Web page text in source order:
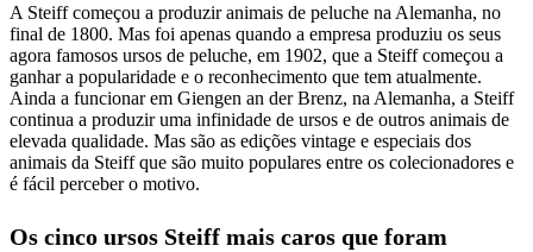
A Steiff começou a produzir animais de peluche na Alemanha, no
final de 1800. Mas foi apenas quando a empresa produziu os seus
agora famosos ursos de peluche, em 1902, que a Steiff começou a
ganhar a popularidade e o reconhecimento que tem atualmente.
Ainda a funcionar em Giengen an der Brenz, na Alemanha, a Steiff
continua a produzir uma infinidade de ursos e de outros animais de
elevada qualidade. Mas são as edições vintage e especiais dos
animais da Steiff que são muito populares entre os colecionadores e
é fácil perceber o motivo.
Os cinco ursos Steiff mais caros que foram